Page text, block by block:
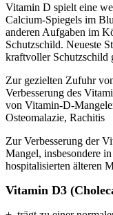
Vitamin D spielt eine
Calcium-Spiegels im
anderen Aufgaben im
Schutzschild. Neueste
kraftvoller Schutzschild
Zur gezielten Zufuhr
Verbesserung des
von Vitamin-D-
Osteomalazie, Rachitis
Zur Verbesserung der
Mangel, insbesondere
hospitalisierten älteren
Vitamin D3